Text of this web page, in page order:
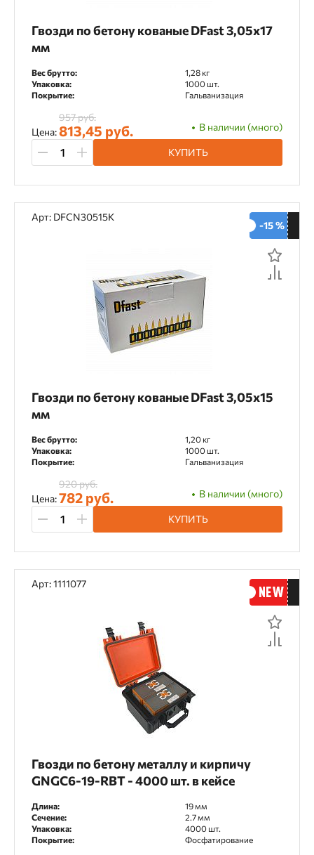
Гвозди по бетону кованые DFast 3,05х17
мм
Вес брутто:
1,28 кг
Упаковка:
1000 шт.
Покрытие:
Гальванизация
Цена:
957 руб.
813,45 руб. В наличии (много)
КУПИТЬ
Арт: DFCN30515K
-15 %
Гвозди по бетону кованые DFast 3,05х15
мм
Вес брутто:
1,20 кг
Упаковка:
1000 шт.
Покрытие:
Гальванизация
Цена:
920 руб.
782 руб. В наличии (много)
КУПИТЬ
Арт: 1111077
Гвозди по бетону металлу и кирпичу
GNGC6-19-RBT - 4000 шт. в кейсе
Длина:
19 мм
Сечение:
2.7 мм
Упаковка:
4000 шт.
Покрытие:
Фосфатирование